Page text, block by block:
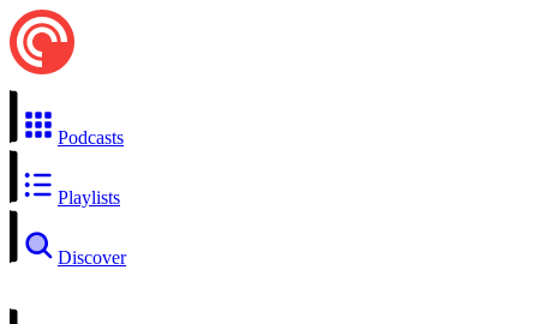
Podcasts
Playlists
Discover